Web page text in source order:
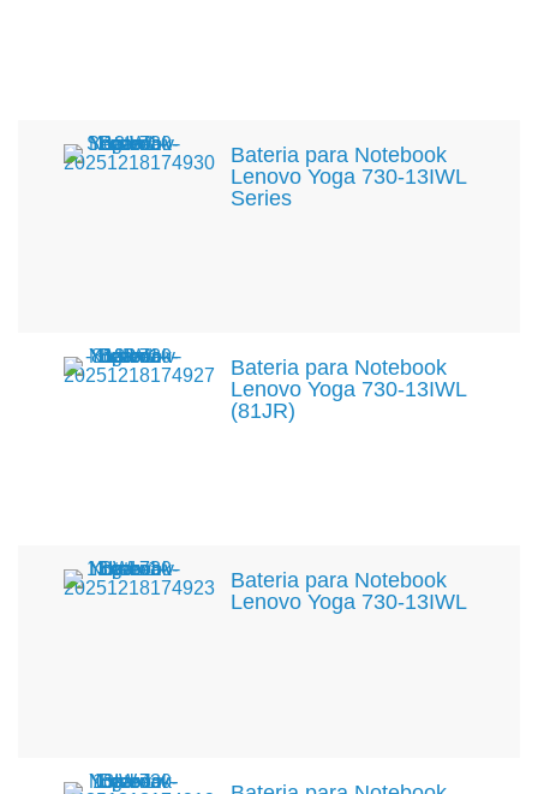
Bateria para Notebook
Lenovo Yoga 730-13IWL
Series
Bateria para Notebook
Lenovo Yoga 730-13IWL
(81JR)
Bateria para Notebook
Lenovo Yoga 730-13IWL